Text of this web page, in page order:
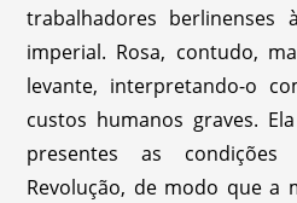
trabalhadores
imperial. Rosa, contudo,
levante, interpretando-o
custos humanos graves.
presentes as
Revolução, de modo que a